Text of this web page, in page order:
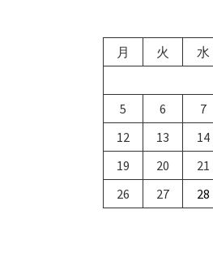
月
火 水
5
6 7
12
13 14
19
20 21
26
27 28